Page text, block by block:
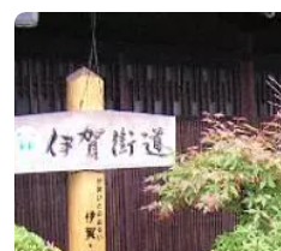
ンプやディキャンプ...